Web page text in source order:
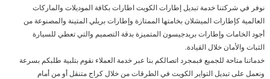
نوفر في شركتنا خدمة تبديل إطارات الكويت اطارات بكافة الموديلات والماركات
العالمية كإطارات الميشلان بخامتها الممتازة وإطارات بريلي المتينة والمصنوعة من
أجود الخامات وإطارات بريدجيسون المتميزة بدقة التصميم والتي تعطي للسيارة
الثبات والأمان خلال القيادة.
خدماتنا متاحة للجميع فبمجرد اتصالكم بنا عبر خدمة العملاء نقوم بتلبية طلبكم بسرعة
ونعمل على تبديل التواير الكويت في الطرقات من خلال كراج متنقل أو من أمام